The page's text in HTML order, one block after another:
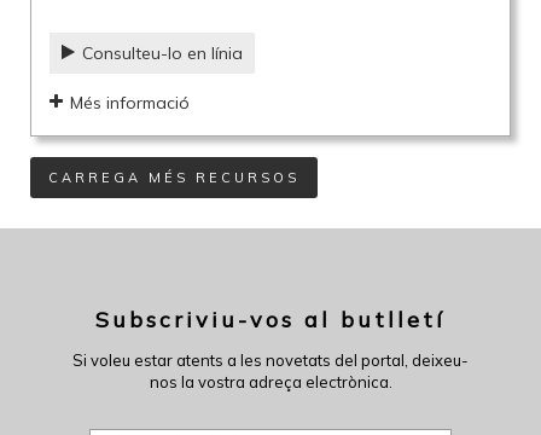
Consulteu-lo en línia
Més informació
CARREGA MÉS RECURSOS
Subscriviu-vos al butlletí
Si voleu estar atents a les novetats del portal, deixeu-
nos la vostra adreça electrònica.